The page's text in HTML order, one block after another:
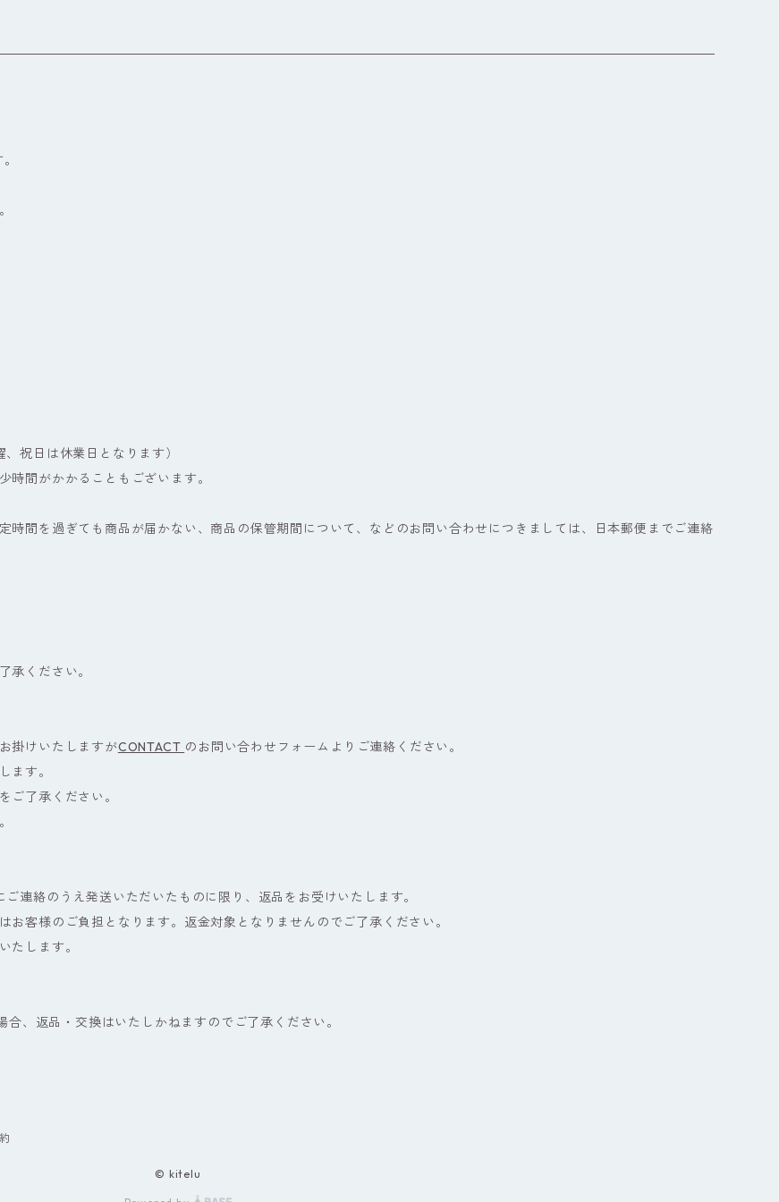
祝日は休業日となります）
時間がかかることもございます。
時間を過ぎても商品が届かない、商品の保管期間について、などのお問い合わせにつきましては、日本郵便までご連絡
承ください。
掛けいたしますがCONTACT のお問い合わせフォームよりご連絡ください。
ます。
了承ください。
連絡のうえ発送いただいたものに限り、返品をお受けいたします。
客様のご負担となります。返金対象となりませんのでご了承ください。
たします。
合、返品・交換はいたしかねますのでご了承ください。
© kitelu